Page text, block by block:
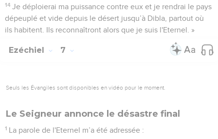
14 Je déploierai ma puissance contre eux et je rendrai le pays
dépeuplé et vide depuis le désert jusqu’à Dibla, partout où
ils habitent. Ils reconnaîtront alors que je suis l'Eternel. »
Ezéchiel 7
Seuls les Évangiles sont disponibles en vidéo pour le moment.
Le Seigneur annonce le désastre final
1 La parole de l'Eternel m’a été adressée :